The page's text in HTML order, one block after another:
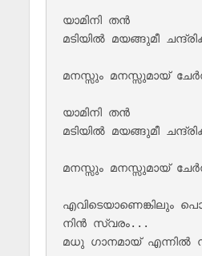
യാമിനി തൻ
മടിയിൽ മയങ്ങുമീ
മനസ്സും മനസ്സുമായ്
യാമിനി തൻ
മടിയിൽ മയങ്ങുമീ
മനസ്സും മനസ്സുമായ്
എവിടെയാണെങ്കിലും
നിൻ സ്വരം...
മധു ഗാനമായ് എന്നിൽ